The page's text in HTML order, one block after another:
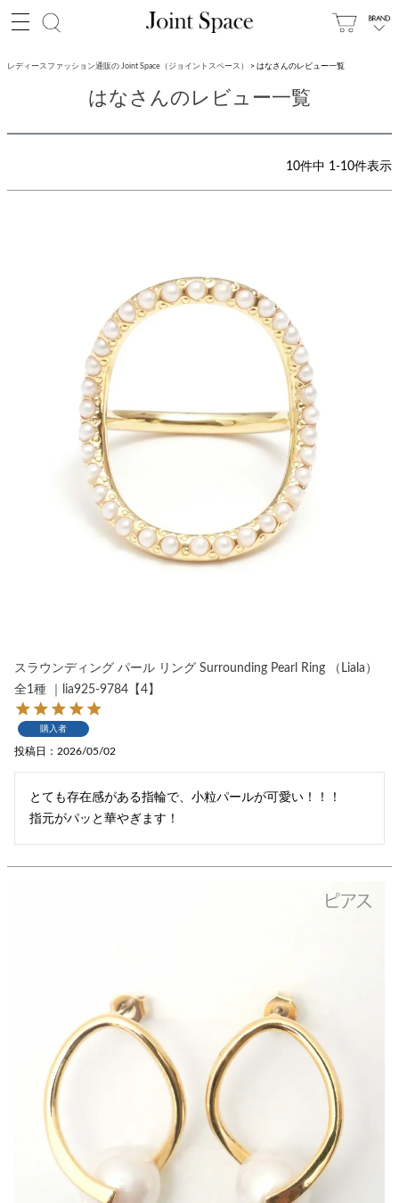
レディースファッション通販の Joint Space（ジョイントスペース） はなさんのレビュー一覧
はなさんのレビュー一覧
10件中 1-10件表示
スラウンディング パール リング Surrounding Pearl Ring （Liala）
全1種 ｜lia925-9784【4】
購入者
投稿日 2026/05/02
とても存在感がある指輪で、小粒パールが可愛い！！！
指元がパッと華やぎます！